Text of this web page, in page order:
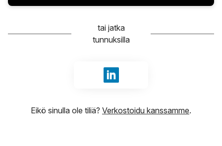
tai jatka
tunnuksilla
Kirjaudu sisään tunnuksilla
Eikö sinulla ole tiliä? Verkostoidu kanssamme.